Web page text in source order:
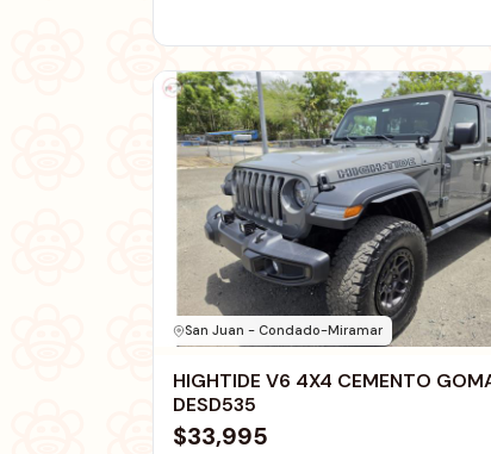
San Juan - Condado-Miramar
HIGHTIDE V6 4X4 CEMENTO
DESD535
$33,995